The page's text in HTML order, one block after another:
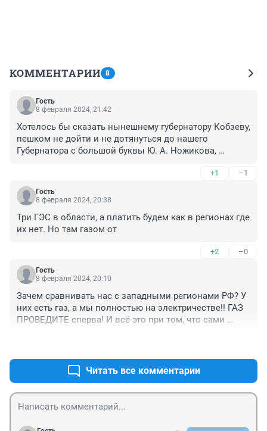
КОММЕНТАРИИ 8
Гость
8 февраля 2024, 21:42
Хотелось бы сказать нынешнему губернатору Кобзеву,
пешком не дойти и не дотянуться до нашего
Губернатора с большой буквы Ю. А. Ножикова,
тарифы, а Кобзеву хотел лично как сибиряк сказать
что он Кремлевский показушник, и мы ему не
верим!!!!
+1 –1
Гость
8 февраля 2024, 20:38
Три ГЭС в области, а платить будем как в регионах где
их нет. Но там газом от
+2 –0
Гость
8 февраля 2024, 20:10
Зачем сравнивать нас с западными регионами РФ? У
них есть газ, а мы полностью на электричестве!! ГАЗ
ПРОВЕДИТЕ сперва! И всё это при том, что сами
Читать все комментарии